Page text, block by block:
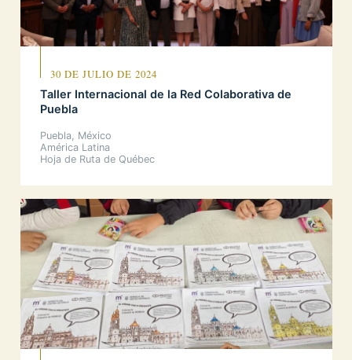
30 DE JULIO DE 2024
Taller Internacional de la Red Colaborativa de
Puebla
Puebla, México
América Latina
Hoja de Ruta de Québec